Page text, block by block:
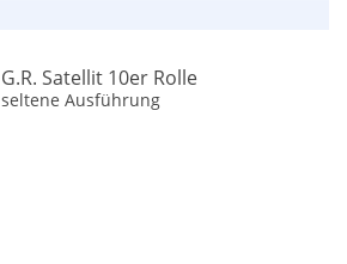
(1)
G.R. Satellit 10er Rolle
seltene Ausführung